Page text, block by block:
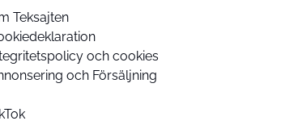
Teksajten
och cookies
och Försäljning